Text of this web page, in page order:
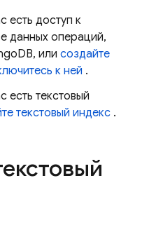
есть доступ к
данных операций,
или создайте
к ней .
есть текстовый
текстовый индекс .